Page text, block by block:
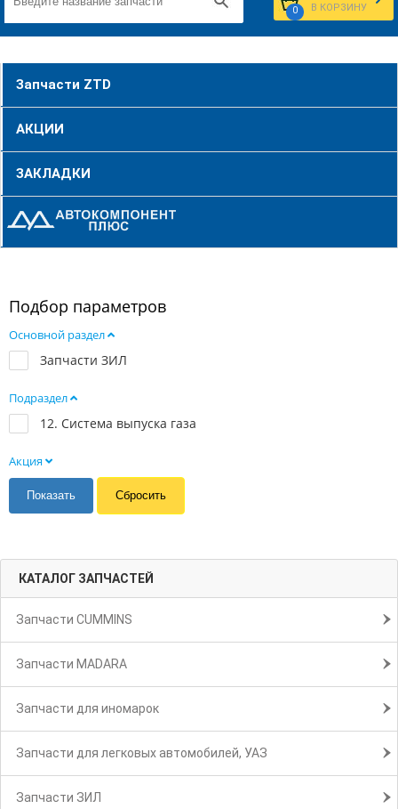
0 В КОРЗИНУ
Запчасти ZTD
АКЦИИ
ЗАКЛАДКИ
Подбор параметров
Основной раздел
Запчасти ЗИЛ
Подраздел
12. Система выпуска газа
Акция
КАТАЛОГ ЗАПЧАСТЕЙ
Запчасти CUMMINS
Запчасти MADARA
Запчасти для иномарок
Запчасти для легковых автомобилей, УАЗ
Запчасти ЗИЛ